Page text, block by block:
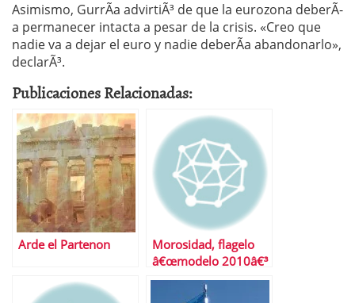
Asimismo, GurrÃ­a advirtiÃ³ de que la eurozona deberÃ­
a permanecer intacta a pesar de la crisis. «Creo que
nadie va a dejar el euro y nadie deberÃ­a abandonarlo»,
declarÃ³.
Publicaciones Relacionadas:
Arde el Partenon
Morosidad, flagelo
â€œmodelo 2010â€³
para la banca